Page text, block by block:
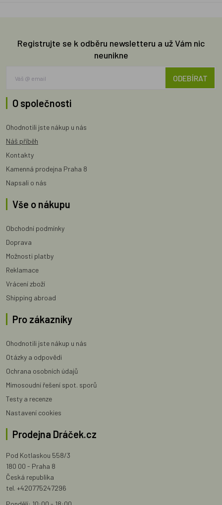
Registrujte se k odběru newsletteru a už Vám nic
neunikne
ODEBÍRAT
O společnosti
Ohodnotili jste nákup u nás
Náš příběh
Kontakty
Kamenná prodejna Praha 8
Napsali o nás
Vše o nákupu
Obchodní podmínky
Doprava
Možnosti platby
Reklamace
Vrácení zboží
Shipping abroad
Pro zákazníky
Ohodnotili jste nákup u nás
Otázky a odpovědi
Ochrana osobních údajů
Mimosoudní řešení spot. sporů
Testy a recenze
Nastavení cookies
Prodejna Dráček.cz
Pod Kotlaskou 558/3
180 00 - Praha 8
Česká republika
tel. +420775247296